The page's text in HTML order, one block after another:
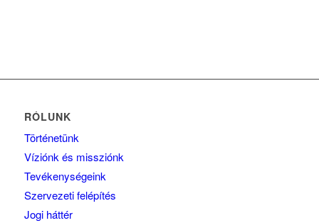
RÓLUNK
Történetünk
Víziónk és missziónk
Tevékenységeink
Szervezeti felépítés
Jogi háttér